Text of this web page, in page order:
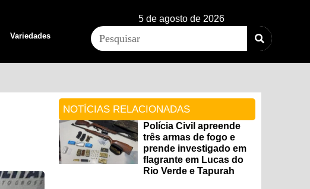
Variedades
5 de agosto de 2026
NOTÍCIAS RELACIONADAS
Polícia Civil apreende
três armas de fogo e
prende investigado em
flagrante em Lucas do
Rio Verde e Tapurah